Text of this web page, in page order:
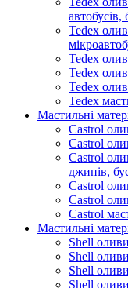
автобусів,
Tedex
Tedex
Tedex
Tedex
Tedex
Мастильні
Castrol
Castrol
Castrol
джипів,
Castrol
Castrol
Castrol
Мастильні
Shell
Shell
Shell
Shell